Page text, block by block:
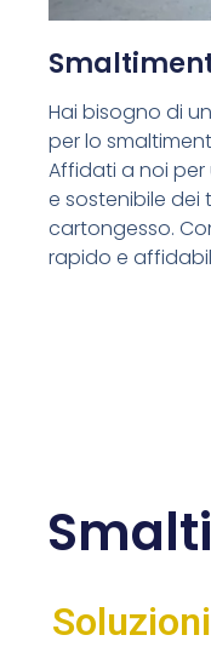
Hai bisogno di
per lo
Affidati a noi per
e sostenibile dei
cartongesso.
rapido e